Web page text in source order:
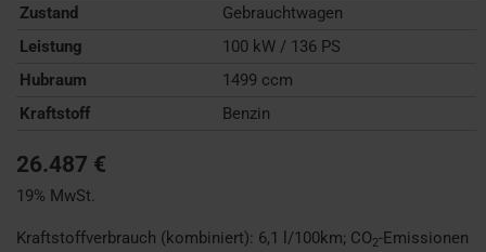
Zustand
Gebrauchtwagen
Leistung
100 kW / 136 PS
Hubraum
1499 ccm
Kraftstoff
Benzin
26.487 €
19% MwSt.
Kraftstoffverbrauch (kombiniert): 6,1 l/100km; CO2-Emissionen